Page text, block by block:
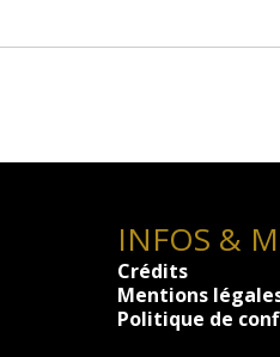
INFOS &
Crédits
Mentions
Politique de